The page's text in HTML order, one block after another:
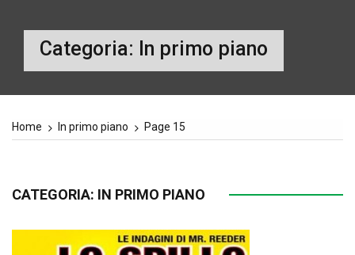
Categoria: In primo piano
Home In primo piano Page 15
CATEGORIA: IN PRIMO PIANO